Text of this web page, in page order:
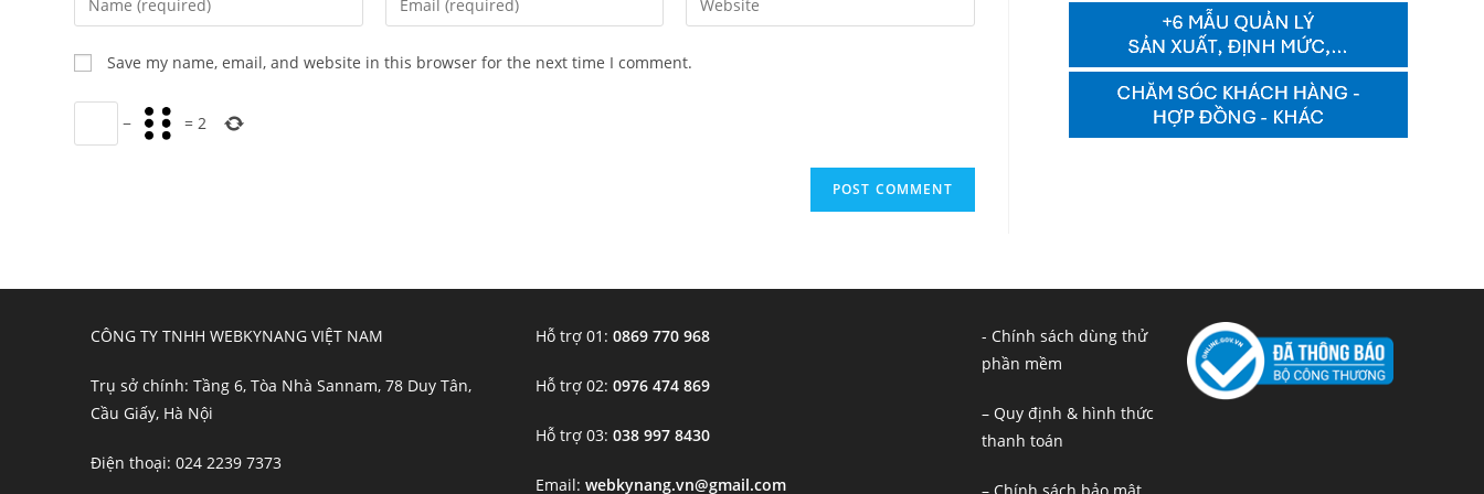
your
name
or
username
your
your
Save my name, email, and website in this browser for the next time I comment.
− =2
CÔNG TY TNHH WEBKYNANG VIỆT NAM
Trụ sở chính: Tầng 6, Tòa Nhà Sannam, 78 Duy Tân,
Cầu Giấy, Hà Nội
Điện thoại: 024 2239 7373
Hỗ trợ 01:0869 770 968
Hỗ trợ 02:0976 474 869
Hỗ trợ 03:038 997 8430
Email:webkynang.vn@gmail.com
- Chính sách dùng thử
phần mềm
– Quy định & hình thức
thanh toán